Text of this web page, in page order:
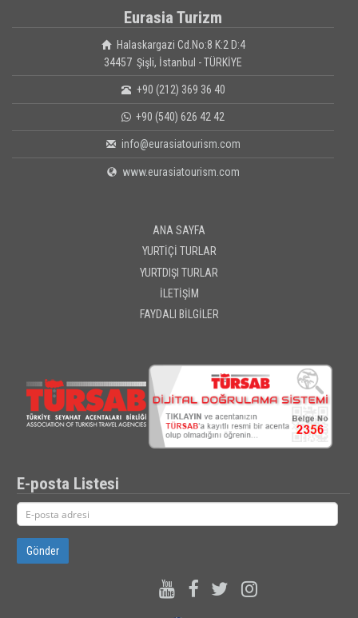
Eurasia Turizm
Halaskargazi Cd.No:8 K:2 D:4
34457 Şişli, İstanbul - TÜRKİYE
+90 (212) 369 36 40
+90 (540) 626 42 42
info@eurasiatourism.com
www.eurasiatourism.com
ANA SAYFA
YURTİÇİ TURLAR
YURTDIŞI TURLAR
İLETİŞİM
FAYDALI BİLGİLER
E-posta Listesi
Gönder